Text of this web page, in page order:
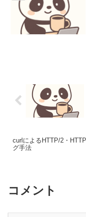
curlによるHTTP/2・
グ手法
コメント